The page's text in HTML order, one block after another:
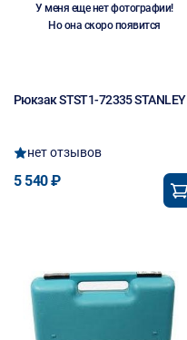
У меня еще нет фотографии!
Но она скоро появится
Рюкзак STST1-72335 STANLEY
нет отзывов
5 540 ₽